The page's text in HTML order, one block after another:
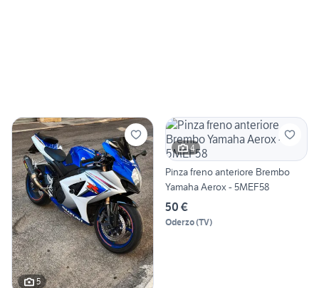
5
4
Pinza freno anteriore Brembo
Yamaha Aerox - 5MEF58
50 €
Oderzo(TV)